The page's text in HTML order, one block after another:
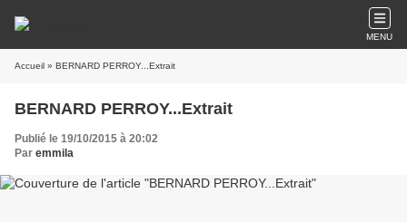
MENU
Accueil » BERNARD PERROY...Extrait
BERNARD PERROY...Extrait
Publié le 19/10/2015 à 20:02
Par emmila